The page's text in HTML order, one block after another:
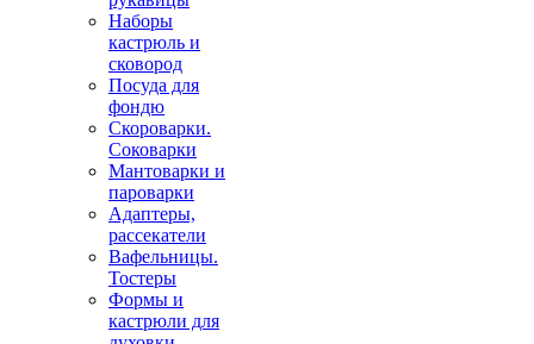
Наборы
кастрюль и
сковород
Посуда для
фондю
Скороварки.
Соковарки
Мантоварки и
пароварки
Адаптеры,
рассекатели
Вафельницы.
Тостеры
Формы и
кастрюли для